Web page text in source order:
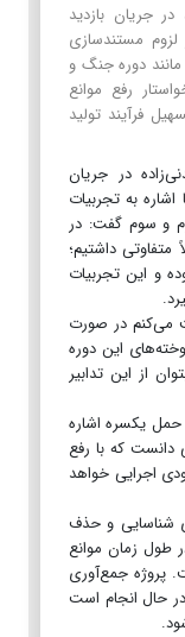
در جریان بازدید
مستندسازی
دوره جنگ و
رفع موانع
فرآیند تولید
در جریان
به تجربیات
و سوم گفت: در
داشتیم؛
و این تجربیات
می‌کنم در صورت
این دوره
از این تدابیر
حمل یکسره اشاره
دانست که با رفع
اجرایی خواهد
شناسایی و حذف
طول زمان موانع
پروژه جمع‌آوری
در حال انجام است